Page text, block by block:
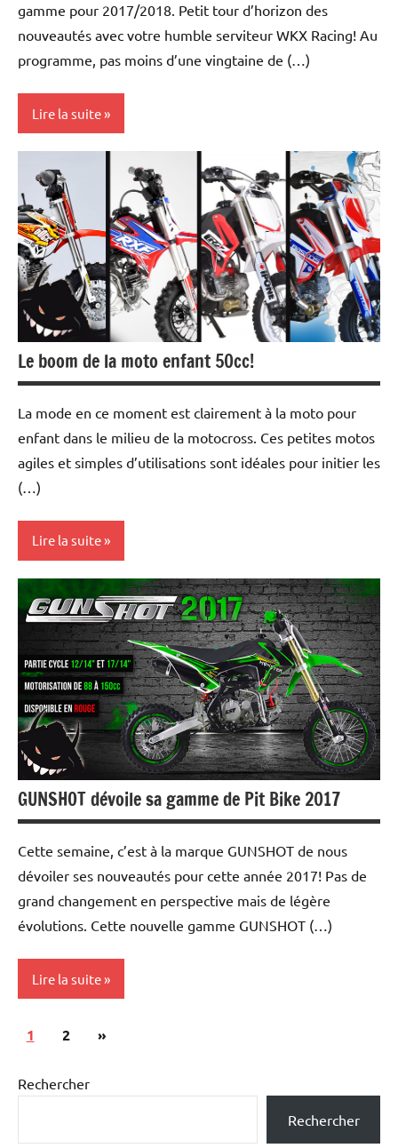
gamme pour 2017/2018. Petit tour d’horizon des
nouveautés avec votre humble serviteur WKX Racing! Au
programme, pas moins d’une vingtaine de (…)
Lire la suite
Les
marques
Tests
et
essais
Le boom de la moto enfant 50cc!
La mode en ce moment est clairement à la moto pour
enfant dans le milieu de la motocross. Ces petites motos
agiles et simples d’utilisations sont idéales pour initier les
(…)
Lire la suite
Les
marques
Tests
et
essais
GUNSHOT dévoile sa gamme de Pit Bike 2017
Cette semaine, c’est à la marque GUNSHOT de nous
dévoiler ses nouveautés pour cette année 2017! Pas de
grand changement en perspective mais de légère
évolutions. Cette nouvelle gamme GUNSHOT (…)
Lire la suite
Les
Tests
Navigation
articles
1 2
Articles
»
Rechercher
Rechercher